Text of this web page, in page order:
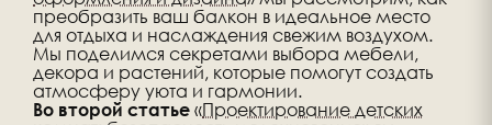
преобразить ваш балкон в идеальное место
для отдыха и наслаждения свежим воздухом.
Мы поделимся секретами выбора мебели,
декора и растений, которые помогут создать
атмосферу уюта и гармонии.
Во второй статье «Проектирование детских